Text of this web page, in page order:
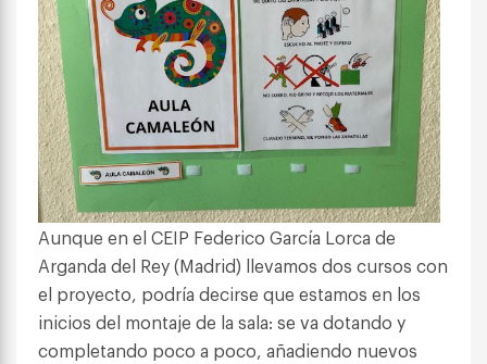
Aunque en el CEIP Federico García Lorca de
Arganda del Rey (Madrid) llevamos dos cursos con
el proyecto, podría decirse que estamos en los
inicios del montaje de la sala: se va dotando y
completando poco a poco, añadiendo nuevos